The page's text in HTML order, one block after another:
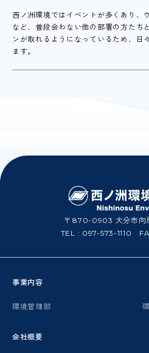
西ノ洲環境ではイベントが多くあり、
など、普段会わない他の部署の方たち
ンが取れるようになっているため、日
ます。
〒870-0903 大分市向
TEL : 097-573-1110
事業内容
環境管理部
会社概要